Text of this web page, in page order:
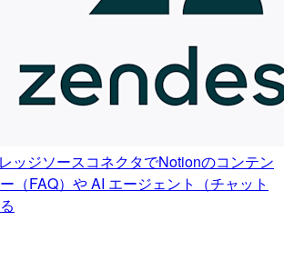
ッジソースコネクタでNotionのコンテン
（FAQ）や AI エージェント（チャット